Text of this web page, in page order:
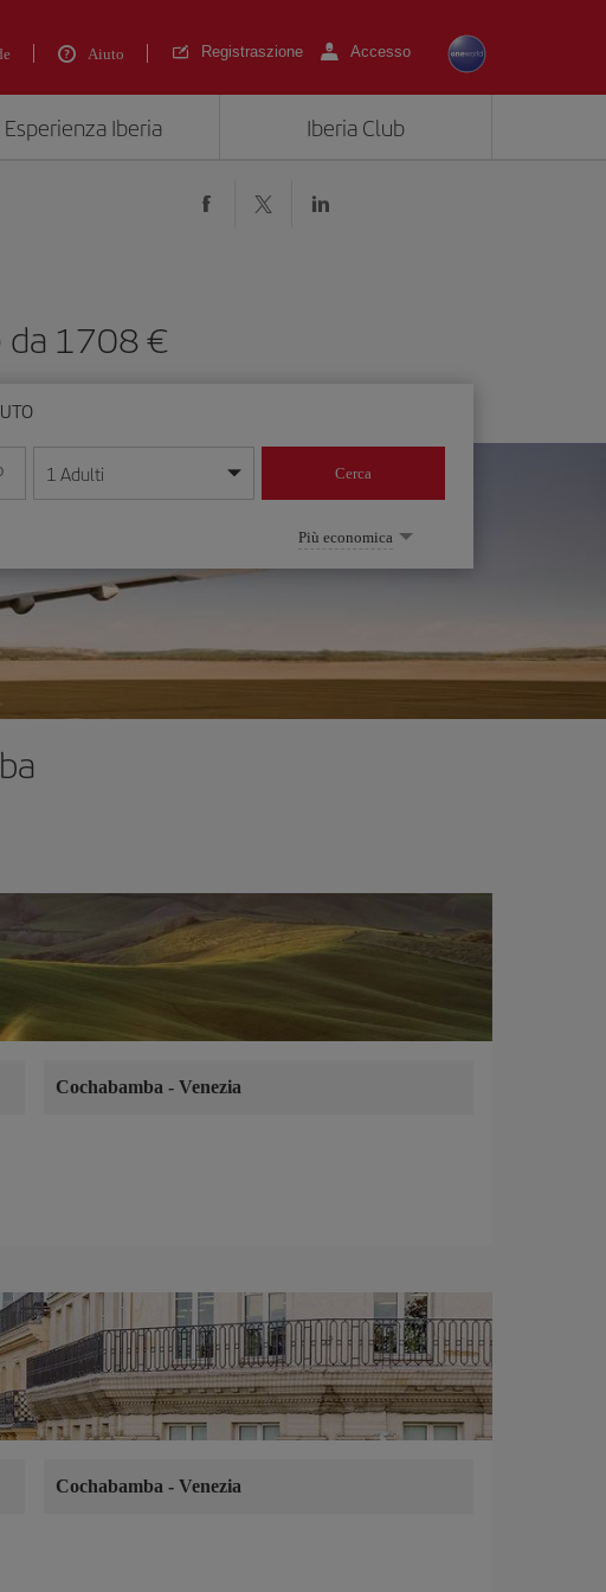
Aiuto Registraszione Accesso
Esperienza Iberia Iberia Club
da 1708 €
formato giorno/mese/anno
1 Adulti Cerca
Più economica
Cochabamba-Venezia
Cochabamba-Venezia